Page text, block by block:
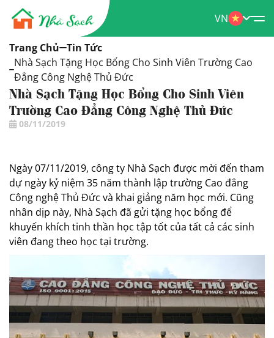
VN
Trang Chủ Tin Tức
Nhà Sạch Tặng Học Bổng Cho Sinh Viên Trường Cao
Đẳng Công Nghệ Thủ Đức
Nhà Sạch Tặng Học Bổng Cho Sinh Viên
Trường Cao Đẳng Công Nghệ Thủ Đức
08/11/2019
Ngày 07/11/2019, công ty Nhà Sạch được mời đến tham
dự ngày kỷ niệm 35 năm thành lập trường Cao đẳng
Công nghệ Thủ Đức và khai giảng năm học mới. Cũng
nhân dịp này, Nhà Sạch đã gửi tặng học bổng để
khuyến khích tinh thần học tập tốt của tất cả các sinh
viên đang theo học tại trường.